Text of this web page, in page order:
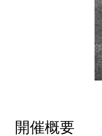
開催概要